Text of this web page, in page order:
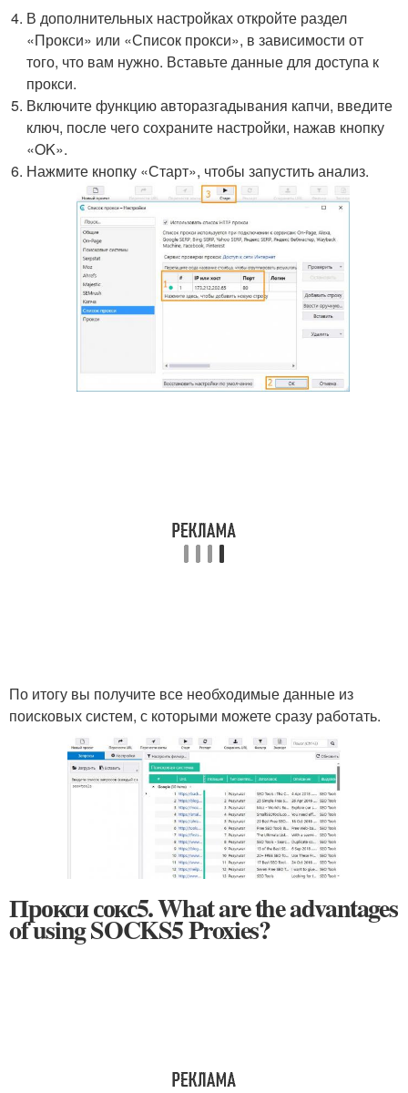
В дополнительных настройках откройте раздел
«Прокси» или «Список прокси», в зависимости от
того, что вам нужно. Вставьте данные для доступа к
прокси.
Включите функцию авторазгадывания капчи, введите
ключ, после чего сохраните настройки, нажав кнопку
«OK».
Нажмите кнопку «Старт», чтобы запустить анализ.
По итогу вы получите все необходимые данные из
поисковых систем, с которыми можете сразу работать.
Прокси сокс5. What are the advantages
of using SOCKS5 Proxies?